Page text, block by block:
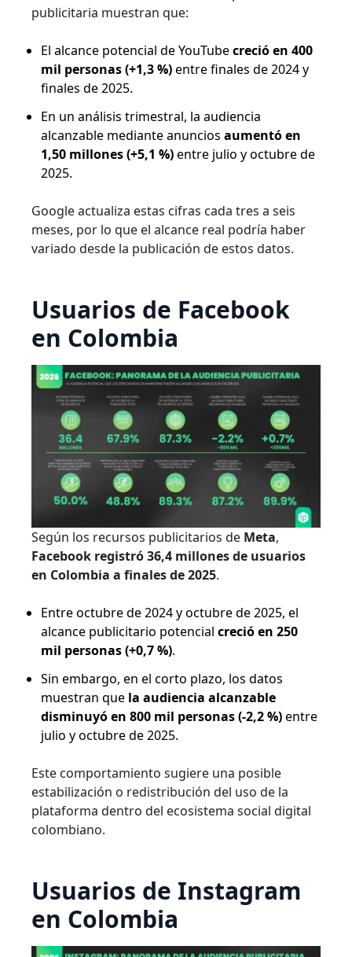
publicitaria muestran que:
El alcance potencial de YouTubecreció en 400
mil personas (+1,3 %)entre finales de 2024 y
finales de 2025.
En un análisis trimestral, la audiencia
alcanzable mediante anuncios aumentó en
1,50 millones (+5,1 %)entre julio y octubre de
2025.
Google actualiza estas cifras cada tres a seis
meses, por lo que el alcance real podría haber
variado desde la publicación de estos datos.
Usuarios de Facebook
en Colombia
Según los recursos publicitarios de Meta,
Facebook registró 36,4 millones de usuarios
en Colombia a finales de 2025.
Entre octubre de 2024 y octubre de 2025, el
alcance publicitario potencial creció en 250
mil personas (+0,7 %).
Sin embargo, en el corto plazo, los datos
muestran que la audiencia alcanzable
disminuyó en 800 mil personas (-2,2 %)entre
julio y octubre de 2025.
Este comportamiento sugiere una posible
estabilización o redistribución del uso de la
plataforma dentro del ecosistema social digital
colombiano.
Usuarios de Instagram
en Colombia